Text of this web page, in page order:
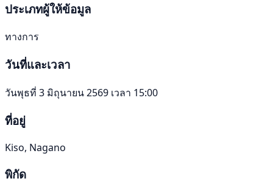
ประเภทผู้ให้ข้อมูล
ทางการ
วันที่และเวลา
วันพุธที่ 3 มิถุนายน 2569 เวลา 15:00
ที่อยู่
Kiso, Nagano
พิกัด